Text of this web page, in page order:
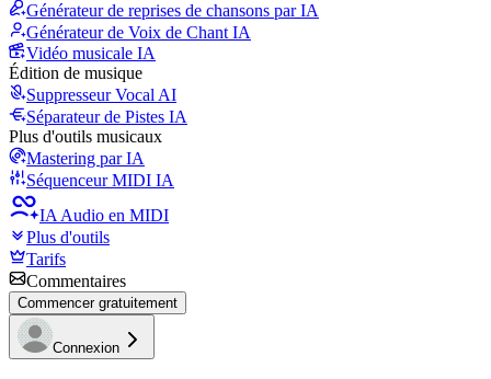
Générateur de reprises de chansons par IA
Générateur de Voix de Chant IA
Vidéo musicale IA
Édition de musique
Suppresseur Vocal AI
Séparateur de Pistes IA
Plus d'outils musicaux
Mastering par IA
Séquenceur MIDI IA
IA Audio en MIDI
Plus d'outils
Tarifs
Commentaires
Commencer gratuitement
Connexion